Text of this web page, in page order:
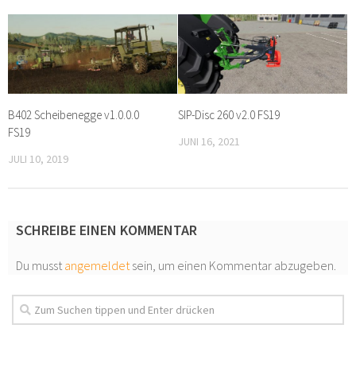
B402 Scheibenegge v1.0.0.0
FS19
JULI 10, 2019
SIP-Disc 260 v2.0 FS19
JUNI 16, 2021
SCHREIBE EINEN KOMMENTAR
Du musstangemeldetsein, um einen Kommentar abzugeben.